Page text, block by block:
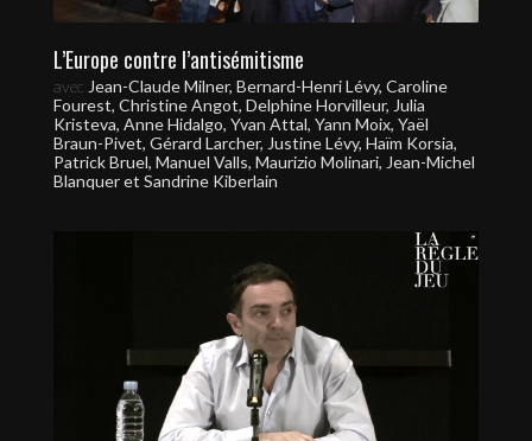
L’Europe contre l’antisémitisme
avec Jean-Claude Milner, Bernard-Henri Lévy, Caroline
Fourest, Christine Angot, Delphine Horvilleur, Julia
Kristeva, Anne Hidalgo, Yvan Attal, Yann Moix, Yaël
Braun-Pivet, Gérard Larcher, Justine Lévy, Haïm Korsia,
Patrick Bruel, Manuel Valls, Maurizio Molinari, Jean-Michel
Blanquer et Sandrine Kiberlain